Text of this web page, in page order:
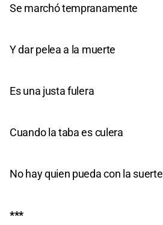
Se marchó tempranamente
Y dar pelea a la muerte
Es una justa fulera
Cuando la taba es culera
No hay quien pueda con la suerte
***